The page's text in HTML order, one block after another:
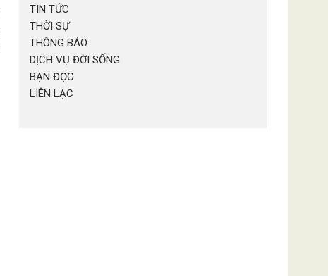
TIN TỨC
THỜI SỰ
THÔNG BÁO
DỊCH VỤ ĐỜI SỐNG
BẠN ĐỌC
LIÊN LẠC